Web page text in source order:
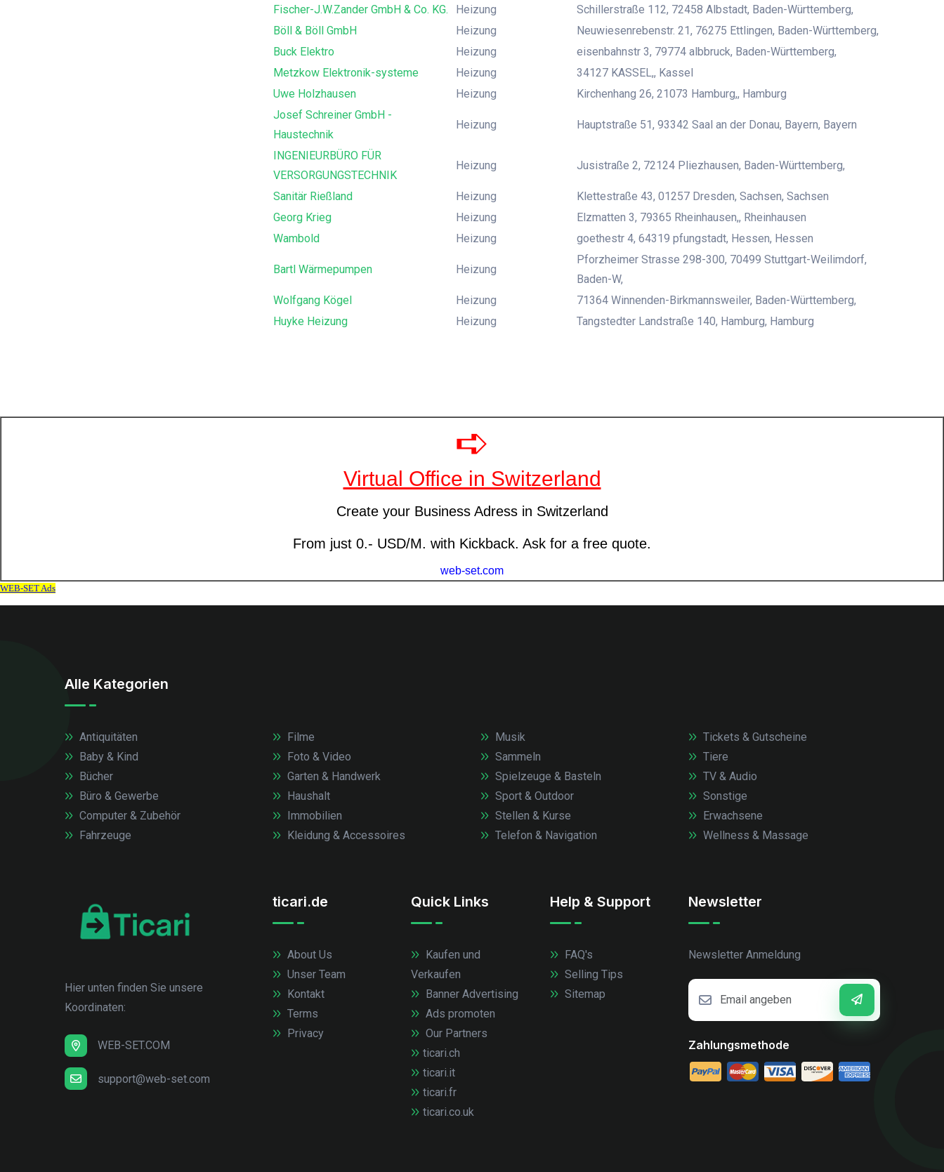
Fischer-J.W.Zander GmbH & Co. KG.
Heizung
Schillerstraße 112, 72458 Albstadt, Baden-Württemberg,
Böll & Böll GmbH
Heizung
Neuwiesenrebenstr. 21, 76275 Ettlingen, Baden-Württemberg,
Buck Elektro
Heizung
eisenbahnstr 3, 79774 albbruck, Baden-Württemberg,
Metzkow Elektronik-systeme
Heizung
34127 KASSEL,, Kassel
Uwe Holzhausen
Heizung
Kirchenhang 26, 21073 Hamburg,, Hamburg
Josef Schreiner GmbH -
Haustechnik
Heizung Hauptstraße 51, 93342 Saal an der Donau, Bayern, Bayern
INGENIEURBÜRO FÜR
VERSORGUNGSTECHNIK
Heizung Jusistraße 2, 72124 Pliezhausen, Baden-Württemberg,
Sanitär Rießland Heizung
Klettestraße 43, 01257 Dresden, Sachsen, Sachsen
Georg Krieg
Heizung
Elzmatten 3, 79365 Rheinhausen,, Rheinhausen
Wambold
Heizung goethestr 4, 64319 pfungstadt, Hessen, Hessen
Bartl Wärmepumpen Heizung
Pforzheimer Strasse 298-300, 70499 Stuttgart-Weilimdorf,
Baden-W,
Wolfgang Kögel
Heizung
71364 Winnenden-Birkmannsweiler, Baden-Württemberg,
Huyke Heizung
Heizung Tangstedter Landstraße 140, Hamburg, Hamburg
Alle Kategorien
Antiquitäten
Baby & Kind
Bücher
Büro & Gewerbe
Computer & Zubehör
Fahrzeuge
Filme
Foto & Video
Garten & Handwerk
Haushalt
Immobilien
Kleidung & Accessoires
Musik
Sammeln
Spielzeuge & Basteln
Sport & Outdoor
Stellen & Kurse
Telefon & Navigation
Tickets & Gutscheine
Tiere
TV & Audio
Sonstige
Erwachsene
Wellness & Massage
Hier unten finden Sie unsere
Koordinaten:
WEB-SET.COM
support@web-set.com
ticari.de
About Us
Unser Team
Kontakt
Terms
Privacy
Quick Links
Kaufen und
Verkaufen
Banner Advertising
Ads promoten
Our Partners
ticari.ch
ticari.it
ticari.fr
ticari.co.uk
Help & Support
FAQ's
Selling Tips
Sitemap
Newsletter
Newsletter Anmeldung
Zahlungsmethode